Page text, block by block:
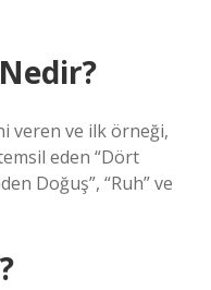
veren ve ilk örneği,
eden “Dört
Doğuş”, “Ruh” ve